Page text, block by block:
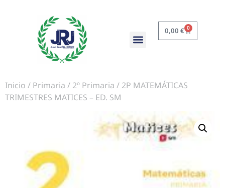
0,00 € 0
Inicio / Primaria / 2º Primaria / 2P MATEMÁTICAS
TRIMESTRES MATICES – ED. SM